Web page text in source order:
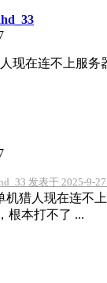
现在连不上服务
发表于 2025-9-
机猎人现在连不
根本打不了 ...